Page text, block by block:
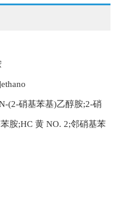
(2-硝基苯基)乙醇胺;2-硝
胺;HC 黄 NO. 2;邻硝基苯